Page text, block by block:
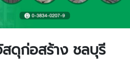
สดุก่อสร้าง ชลบุรี